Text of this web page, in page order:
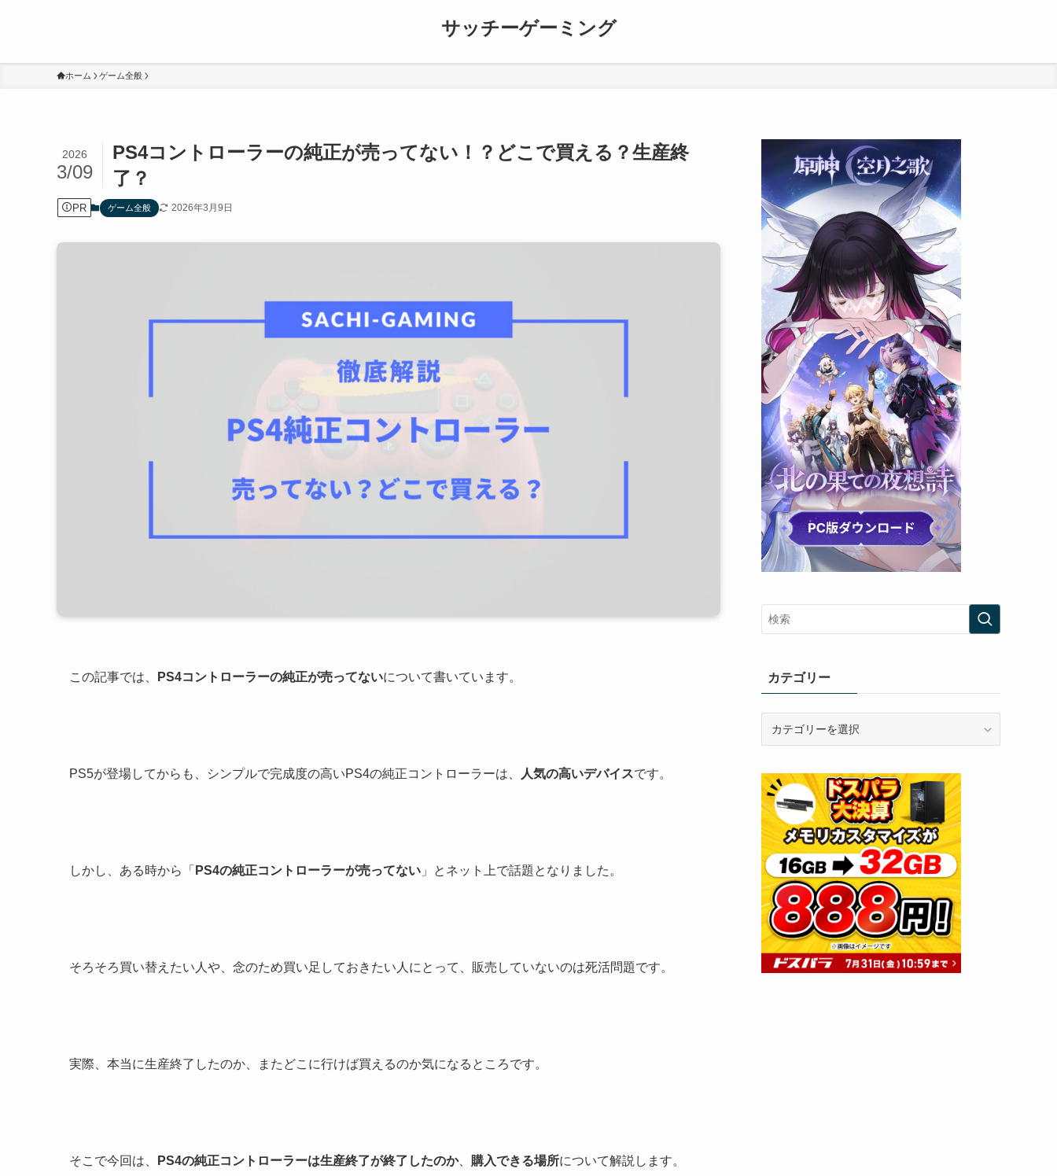
サッチーゲーミング
ホーム ゲーム全般
PS4コントローラーの純正が売ってない！？どこで買える？生産終
了？
2026
3/09
PR ゲーム全般 2026年3月9日
この記事では、 PS4コントローラーの純正が売ってないについて書いています。
PS5が登場してからも、シンプルで完成度の高いPS4の純正コントローラーは、 人気の高いデバイスです。
しかし、ある時から「 PS4の純正コントローラーが売ってない 」とネット上で話題となりました。
そろそろ買い替えたい人や、念のため買い足しておきたい人にとって、販売していないのは死活問題です。
実際、本当に生産終了したのか、またどこに行けば買えるのか気になるところです。
そこで今回は、 PS4の純正コントローラーは生産終了が終了したのか、 購入できる場所について解説します。
カテゴリー
リ
ー